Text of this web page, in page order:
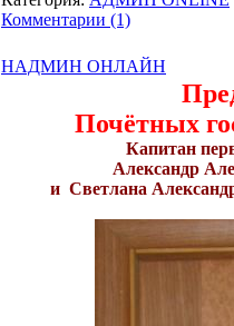
Комментарии (1)
НАДМИН ОНЛАЙН
Почётных
Капитан первого
Александр
и Светлана